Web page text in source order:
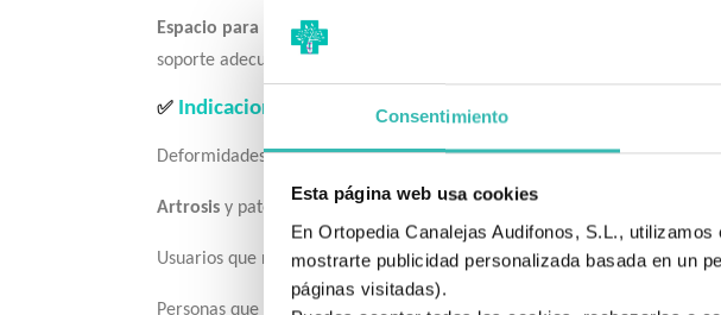
Consentimiento
Esta página web usa cookies
En Ortopedia Canalejas Audifonos, S.L.,
mostrarte publicidad personalizada basada en un
páginas visitadas).
Espacio para Ortesis:La
soporte adecuados.
✅ Indicaciones de Uso
Deformidades del pie (Juanetes, Dedos Martillo/Garra).
Artrosis y patologías que causan
Usuarios que requierenplantillas ortopédicasa medida.
Personas que buscan un calzadoterapéutico con sujeción tradicional .